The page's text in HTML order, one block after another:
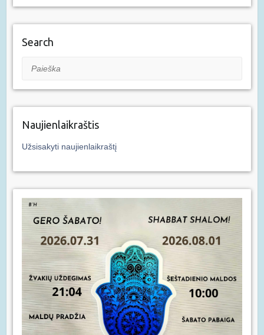
Search
Paieška
Naujienlaikraštis
Užsisakyti naujienlaikraštį